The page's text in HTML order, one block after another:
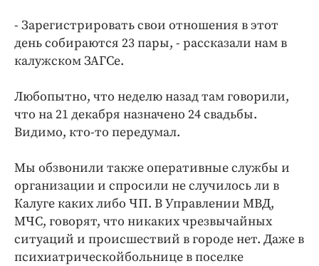
ПРОЕКТЫ
Блоги
Медиаперсона
Интересное чтиво
Бренд года
Работодатель года
- Зарегистрировать свои отношения в этот
день собираются 23 пары, - рассказали нам в
калужском ЗАГСе.
Любопытно, что неделю назад там говорили,
что на 21 декабря назначено 24 свадьбы.
Видимо, кто-то передумал.
Мы обзвонили также оперативные службы и
организации и спросили не случилось ли в
Калуге каких либо ЧП. В Управлении МВД,
МЧС, говорят, что никаких чрезвычайных
ситуаций и происшествий в городе нет. Даже в
психиатрическойбольнице в поселке